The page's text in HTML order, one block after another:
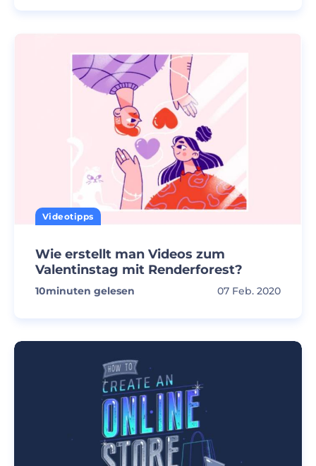
Videotipps
Wie erstellt man Videos zum
Valentinstag mit Renderforest?
10minuten gelesen 07 Feb. 2020